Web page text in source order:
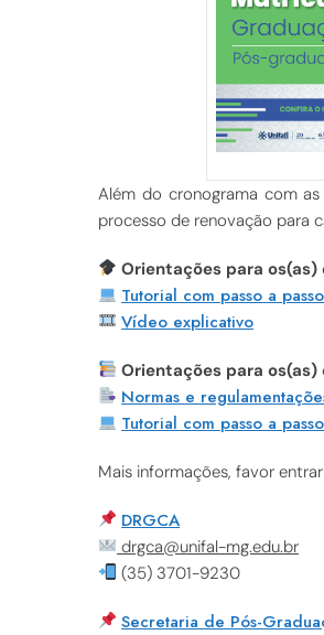
Além do cronograma com
processo de renovação para
Orientações para
Tutorial com passo a passo
Vídeo explicativo
Orientações para
Normas e
Tutorial com passo a passo
Mais informações, favor
DRGCA
drgca@unifal-mg.edu.br
(35) 3701-9230
Secretaria de Pós-